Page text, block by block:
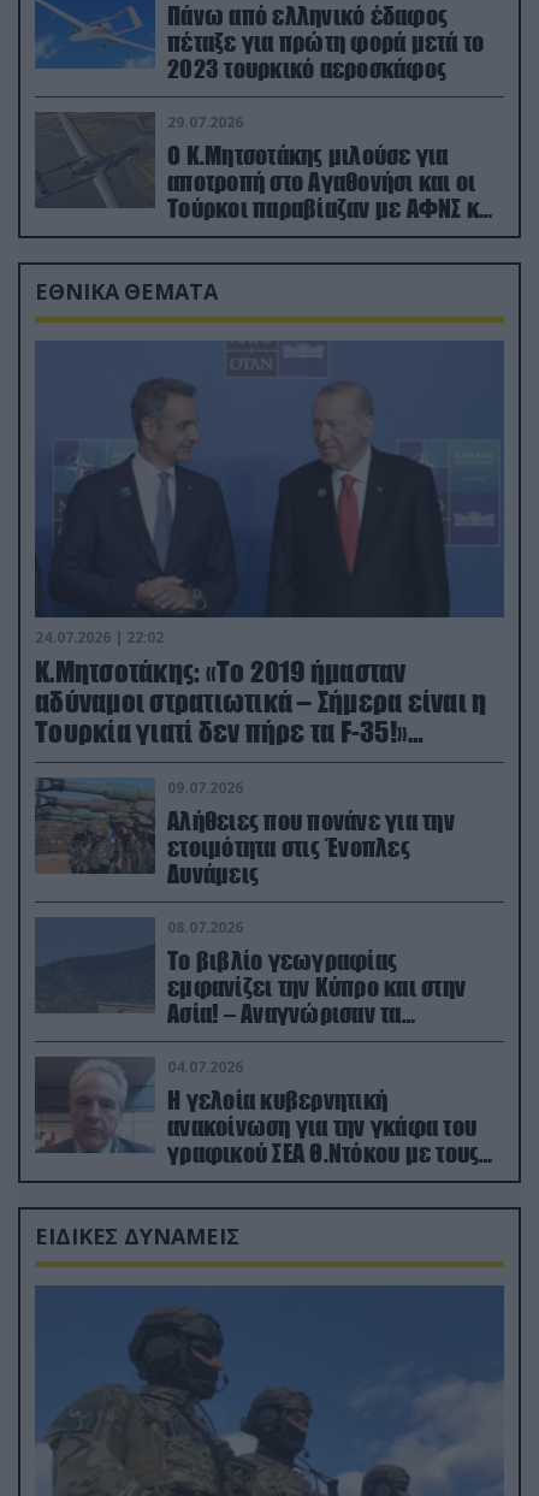
Πάνω από ελληνικό έδαφος
πέταξε για πρώτη φορά μετά το
2023 τουρκικό αεροσκάφος
29.07.2026
Ο Κ.Μητσοτάκης μιλούσε για
αποτροπή στο Αγαθονήσι και οι
Τούρκοι παραβίαζαν με ΑΦΝΣ και
drone
ΕΘΝΙΚΑ ΘΕΜΑΤΑ
24.07.2026 | 22:02
Κ.Μητσοτάκης: «Το 2019 ήμασταν
αδύναμοι στρατιωτικά – Σήμερα είναι η
Τουρκία γιατί δεν πήρε τα F-35!»
(βίντεο)
09.07.2026
Αλήθειες που πονάνε για την
ετοιμότητα στις Ένοπλες
Δυνάμεις
08.07.2026
Το βιβλίο γεωγραφίας
εμφανίζει την Κύπρο και στην
Ασία! – Αναγνώρισαν τα
κατεχόμενα; (φωτο)
04.07.2026
Η γελοία κυβερνητική
ανακοίνωση για την γκάφα του
γραφικού ΣΕΑ Θ.Ντόκου με τους
Ρώσους φαρσέρ
ΕΙΔΙΚΕΣ ΔΥΝΑΜΕΙΣ